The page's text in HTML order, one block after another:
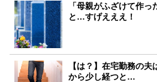
「母親がふざけて作
と…すげえええ！
【は？】在宅勤務の
から少し経つと…